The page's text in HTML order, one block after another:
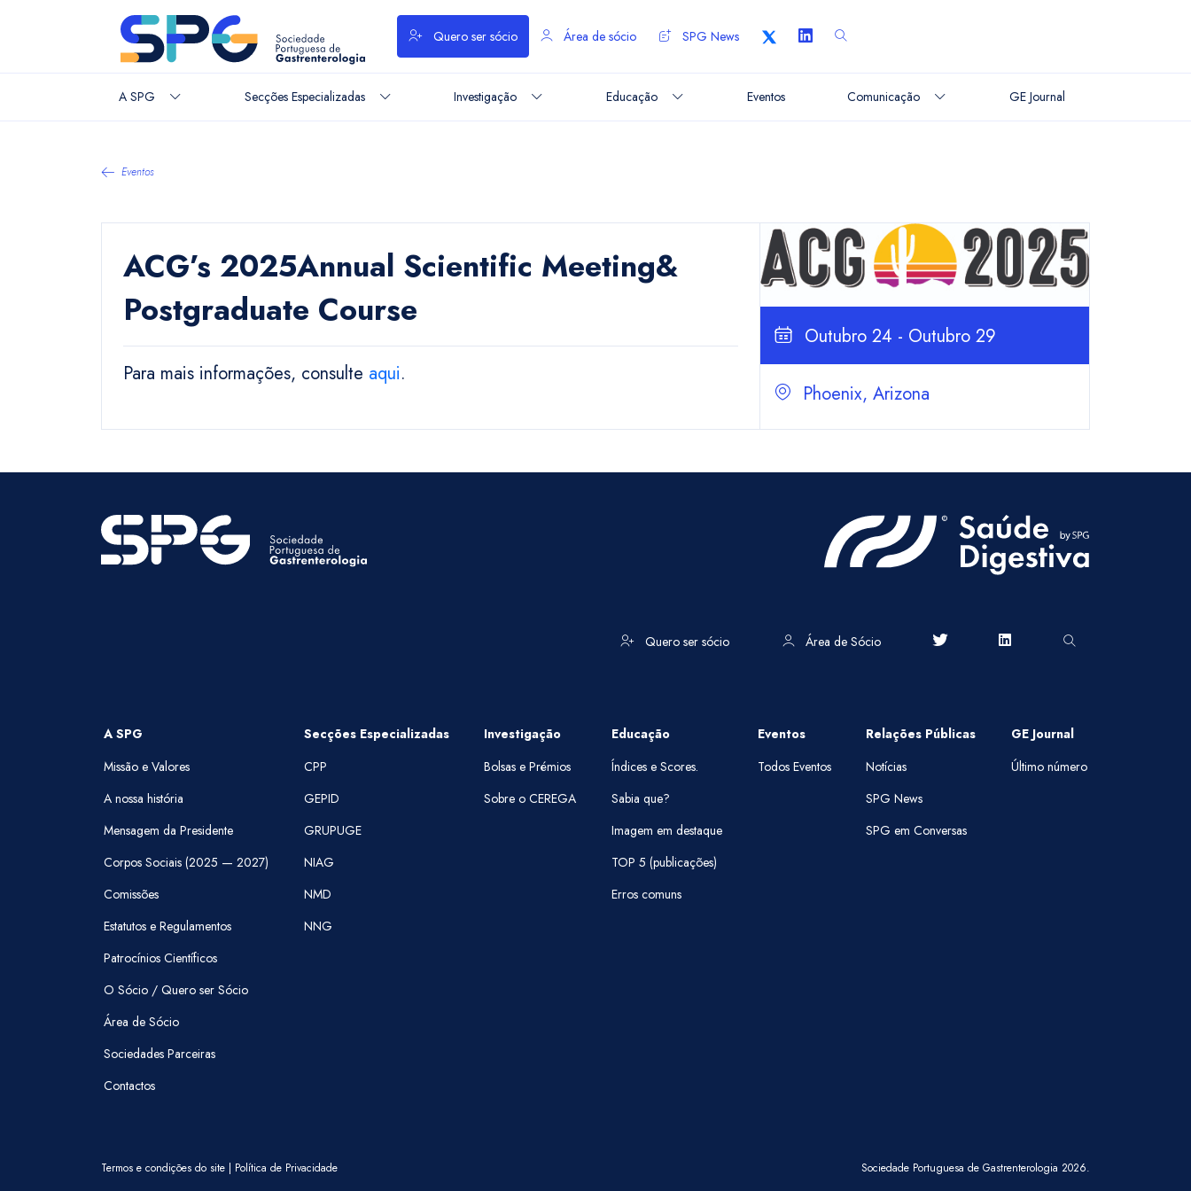
Quero ser sócio Área de sócio SPG News
A SPG Secções Especializadas Investigação Educação Eventos Comunicação GE Journal
Eventos
ACG’s 2025Annual Scientific Meeting&
Postgraduate Course
Para mais informações, consulte aqui.
Outubro 24 - Outubro 29
Phoenix, Arizona
Quero ser sócio Área de Sócio
A SPG
Missão e Valores
A nossa história
Mensagem da Presidente
Corpos Sociais (2025 — 2027)
Comissões
Estatutos e Regulamentos
Patrocínios Científicos
O Sócio / Quero ser Sócio
Área de Sócio
Sociedades Parceiras
Contactos
Secções Especializadas
CPP
GEPID
GRUPUGE
NIAG
NMD
NNG
Investigação
Bolsas e Prémios
Sobre o CEREGA
Educação
Índices e Scores.
Sabia que?
Imagem em destaque
TOP 5 (publicações)
Erros comuns
Eventos
Todos Eventos
Relações Públicas
Notícias
SPG News
SPG em Conversas
GE Journal
Último número
Termos e condições do site | Política de Privacidade Sociedade Portuguesa de Gastrenterologia 2026.